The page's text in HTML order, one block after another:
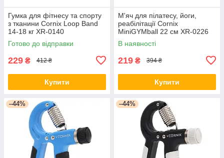
Гумка для фітнесу та спорту
з тканини Cornix Loop Band
14-18 кг XR-0140
Готово до відправки
229 ₴ 412 ₴
Купити
М'яч для пілатесу, йоги,
реабілітації Cornix
MiniGYMball 22 см XR-0226
Blue
В наявності
219 ₴ 394 ₴
Купити
–44% –44%